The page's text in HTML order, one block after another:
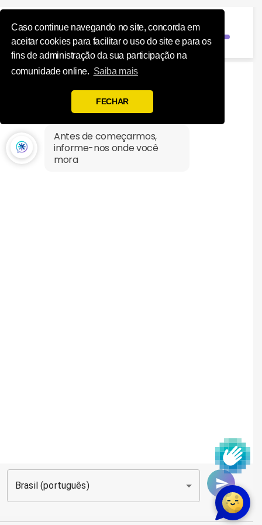
Caso continue navegando no site, concorda em
aceitar cookies para facilitar o uso do site e para os
fins de administração da sua participação na
comunidade online. Saiba mais
FECHAR
Influence Your
Registro
Antes de começarmos,
informe-nos onde você
mora
Brasil (português)